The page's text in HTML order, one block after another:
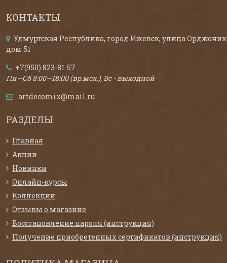
КОНТАКТЫ
Удмуртская Республика, город Ижевск, улица
дом 51
+7(950) 823-81-57
Пн—Сб 8:00—18:00 (вр.мск.), Вс - выходной
artdecomix@mail.ru
РАЗДЕЛЫ
Главная
Акции
Новинки
Онлайн-курсы
Коллекции
Отзывы о магазине
Восстановление пароля (инструкция)
Получение приобретенных сертификатов (инструкция)